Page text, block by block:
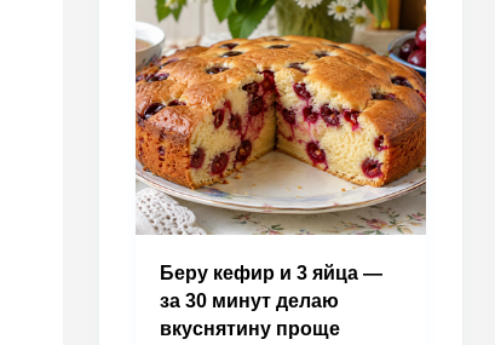
Беру кефир и 3 яйца —
за 30 минут делаю
вкуснятину проще